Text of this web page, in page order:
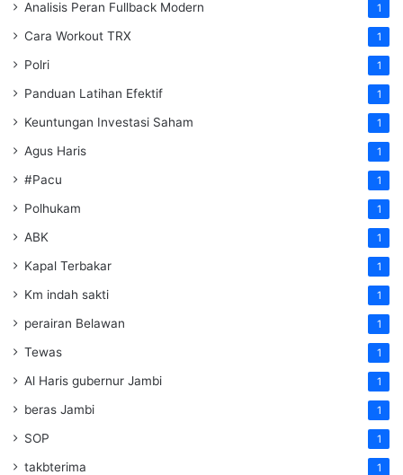
Analisis Peran Fullback Modern 1
Cara Workout TRX 1
Polri 1
Panduan Latihan Efektif 1
Keuntungan Investasi Saham 1
Agus Haris 1
#Pacu 1
Polhukam 1
ABK 1
Kapal Terbakar 1
Km indah sakti 1
perairan Belawan 1
Tewas 1
Al Haris gubernur Jambi 1
beras Jambi 1
SOP 1
takbterima 1